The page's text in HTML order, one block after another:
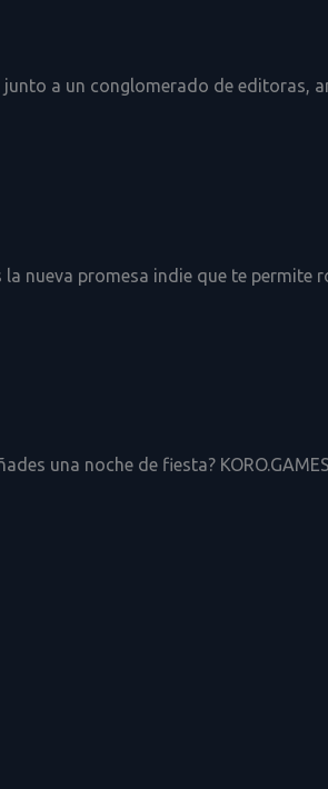
a un conglomerado de editoras,
nueva promesa indie que te permite
una noche de fiesta?